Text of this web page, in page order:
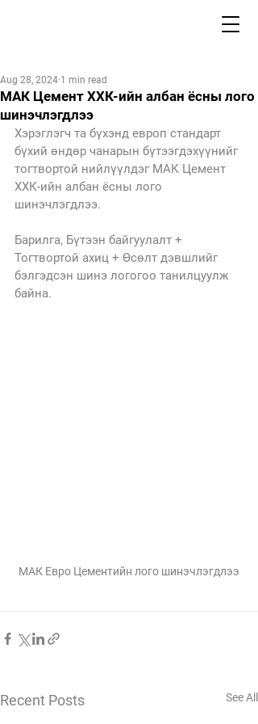
МАК Цемент ХХК-ийн албан ёсны лого
шинэчлэгдлээ
Aug 28, 2024 1 min read
Хэрэглэгч та бүхэнд европ стандарт
бүхий өндөр чанарын бүтээгдэхүүнийг
тогтвортой нийлүүлдэг МАК Цемент
ХХК-ийн албан ёсны лого
шинэчлэгдлээ.
Барилга, Бүтээн байгуулалт +
Тогтвортой ахиц + Өсөлт дэвшлийг
бэлгэдсэн шинэ логогоо танилцуулж
байна.
МАК Евро Цементийн лого шинэчлэгдлээ
Recent Posts See All